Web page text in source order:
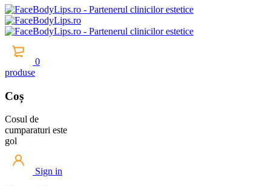
0
produse
Coș
Cosul de
cumparaturi este
gol
Sign in